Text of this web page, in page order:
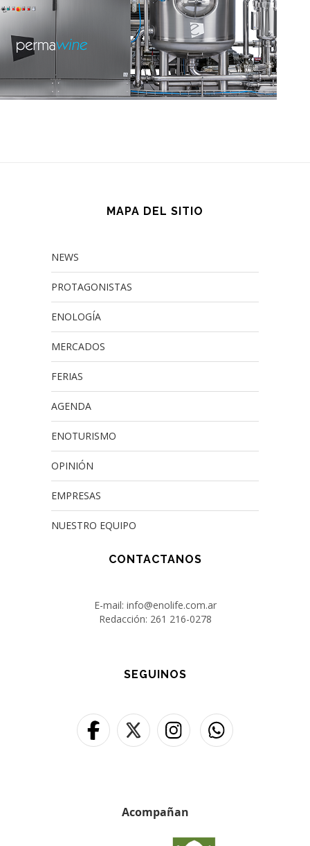
MAPA DEL SITIO
NEWS
PROTAGONISTAS
ENOLOGÍA
MERCADOS
FERIAS
AGENDA
ENOTURISMO
OPINIÓN
EMPRESAS
NUESTRO EQUIPO
CONTACTANOS
E-mail: info@enolife.com.ar
Redacción: 261 216-0278
SEGUINOS
Acompañan